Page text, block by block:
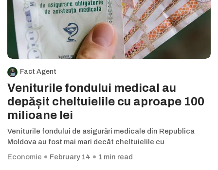
Fact Agent
Veniturile fondului medical au
depășit cheltuielile cu aproape 100
milioane lei
Veniturile fondului de asigurări medicale din Republica
Moldova au fost mai mari decât cheltuielile cu
Economie
February 14 1 min read